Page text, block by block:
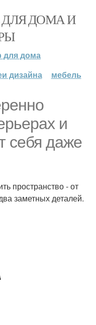
ДЛЯ ДОМА И
для дома
дизайна мебель
и
себя даже
пространство - от
заметных деталей.